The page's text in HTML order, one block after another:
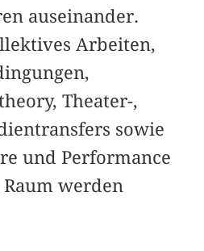
auseinander.
Arbeiten,
Theater-,
sowie
und Performance
werden